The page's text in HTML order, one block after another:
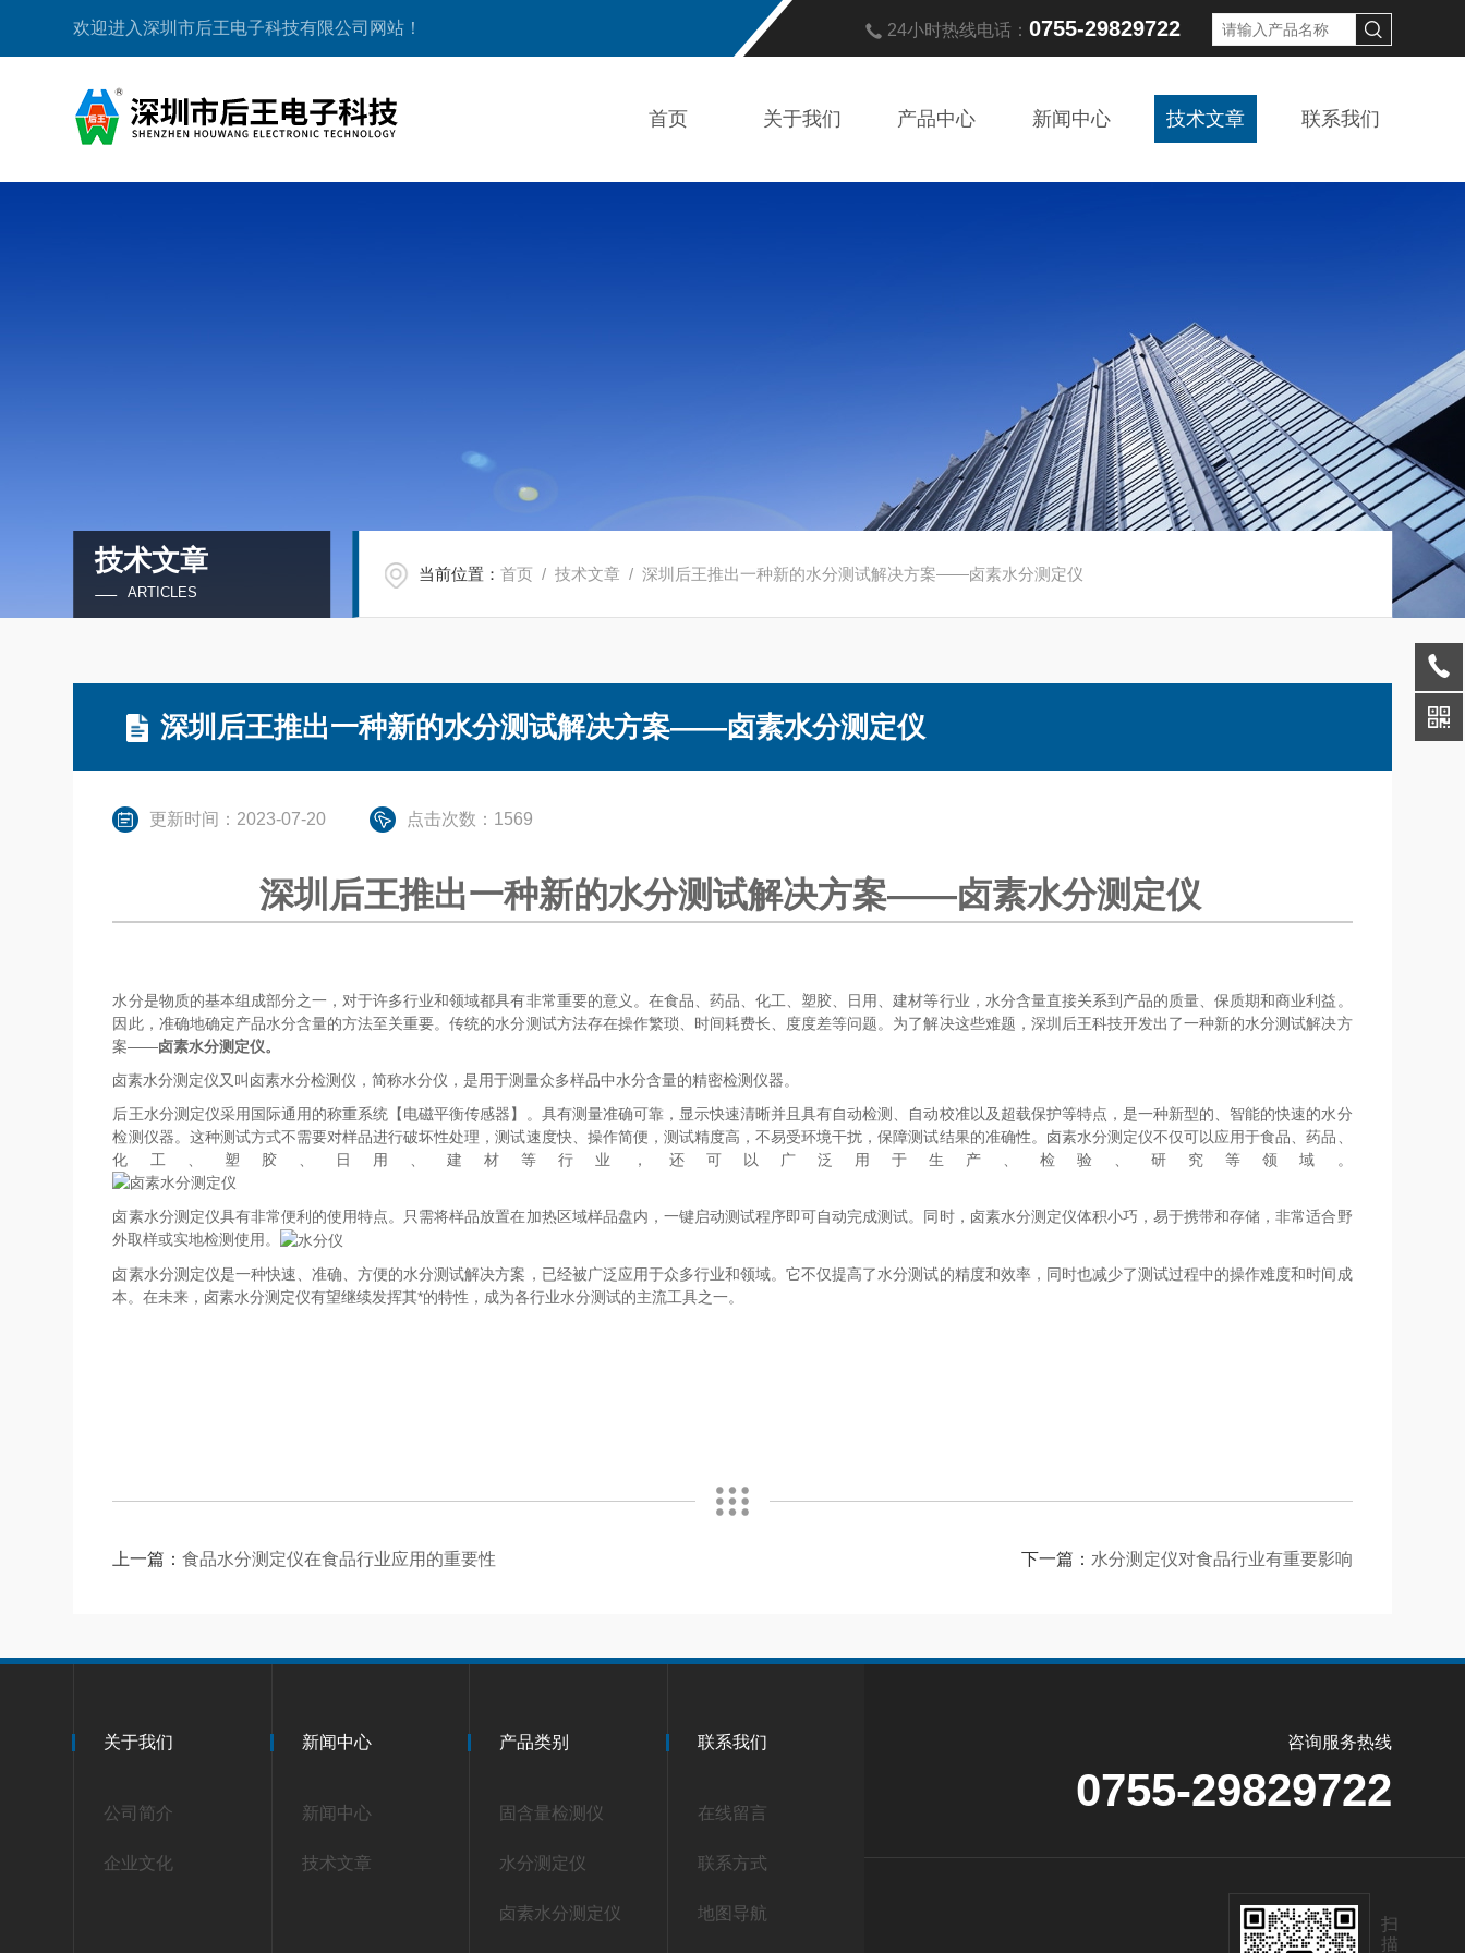
欢迎进入深圳市后王电子科技有限公司网站！ 24小时热线电话： 0755-29829722
首页 关于我们 产品中心 新闻中心 技术文章 联系我们
技术文章
ARTICLES
当前位置：首页 /技术文章 / 深圳后王推出一种新的水分测试解决方案——卤素水分测定仪
深圳后王推出一种新的水分测试解决方案——卤素水分测定仪
更新时间：2023-07-20 点击次数：1569
深圳后王推出一种新的水分测试解决方案——卤素水分测定仪
水分是物质的基本组成部分之一，对于许多行业和领域都具有非常重要的意义。在食品、药品、化工、塑胶、日用、建材等行业，水分含量直接关系到产品的质量、保质期和商业利益。
因此，准确地确定产品水分含量的方法至关重要。传统的水分测试方法存在操作繁琐、时间耗费长、度度差等问题。为了解决这些难题，深圳后王科技开发出了一种新的水分测试解决方
案——卤素水分测定仪。
卤素水分测定仪又叫卤素水分检测仪，简称水分仪，是用于测量众多样品中水分含量的精密检测仪器。
后王水分测定仪采用国际通用的称重系统【电磁平衡传感器】。具有测量准确可靠，显示快速清晰并且具有自动检测、自动校准以及超载保护等特点，是一种新型的、智能的快速的水分
检测仪器。这种测试方式不需要对样品进行破坏性处理，测试速度快、操作简便，测试精度高，不易受环境干扰，保障测试结果的准确性。卤素水分测定仪不仅可以应用于食品、药品、
化工、塑胶、日用、建材等行业，还可以广泛用于生产、检验、研究等领域。
卤素水分测定仪具有非常便利的使用特点。只需将样品放置在加热区域样品盘内，一键启动测试程序即可自动完成测试。同时，卤素水分测定仪体积小巧，易于携带和存储，非常适合野
外取样或实地检测使用。
卤素水分测定仪是一种快速、准确、方便的水分测试解决方案，已经被广泛应用于众多行业和领域。它不仅提高了水分测试的精度和效率，同时也减少了测试过程中的操作难度和时间成
本。在未来，卤素水分测定仪有望继续发挥其*的特性，成为各行业水分测试的主流工具之一。
上一篇：食品水分测定仪在食品行业应用的重要性 下一篇： 水分测定仪对食品行业有重要影响
关于我们
公司简介
企业文化
新闻中心
新闻中心
技术文章
产品类别
固含量检测仪
水分测定仪
卤素水分测定仪
联系我们
在线留言
联系方式
地图导航
咨询服务热线
0755-29829722
扫
描